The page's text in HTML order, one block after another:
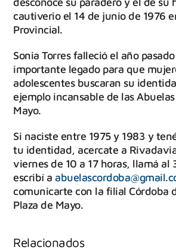
cautiverio el 14 de junio de 1976
Provincial.
Sonia Torres falleció el año
importante legado para que
adolescentes buscaran su
ejemplo incansable de las
Mayo.
Si naciste entre 1975 y 1983 y
tu identidad, acercate a
viernes de 10 a 17 horas, llamá al
escribí a
comunicarte con la filial Córdoba
Plaza de Mayo.
Relacionados